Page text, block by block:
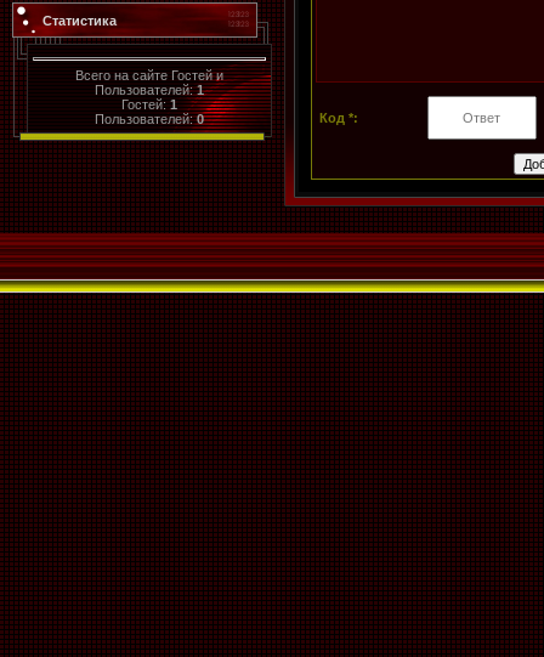
Статистика
Всего на сайте Гостей и
Пользователей:1
Гостей:1
Пользователей:0 Код *: